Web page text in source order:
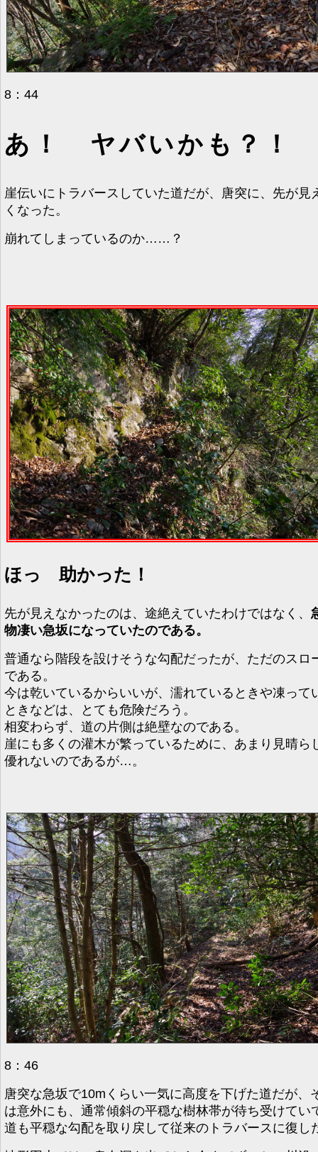
8：44
あ！ ヤバいかも？！
崖伝いにトラバースしていた道だが、唐突に、先が見
くなった。
崩れてしまっているのか……？
ほっ 助かった！
先が見えなかったのは、途絶えていたわけではなく、
物凄い急坂になっていたのである。
普通なら階段を設けそうな勾配だったが、ただのスロ
である。
今は乾いているからいいが、濡れているときや凍って
ときなどは、とても危険だろう。
相変わらず、道の片側は絶壁なのである。
崖にも多くの灌木が繁っているために、あまり見晴ら
優れないのであるが…。
8：46
唐突な急坂で10mくらい一気に高度を下げた道だが、
は意外にも、通常傾斜の平穏な樹林帯が待ち受けてい
道も平穏な勾配を取り戻して従来のトラバースに復し